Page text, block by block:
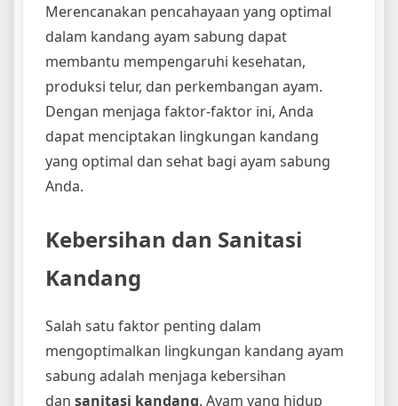
Merencanakan pencahayaan yang optimal
dalam kandang ayam sabung dapat
membantu mempengaruhi kesehatan,
produksi telur, dan perkembangan ayam.
Dengan menjaga faktor-faktor ini, Anda
dapat menciptakan lingkungan kandang
yang optimal dan sehat bagi ayam sabung
Anda.
Kebersihan dan Sanitasi
Kandang
Salah satu faktor penting dalam
mengoptimalkan lingkungan kandang ayam
sabung adalah menjaga kebersihan
dan sanitasi kandang. Ayam yang hidup